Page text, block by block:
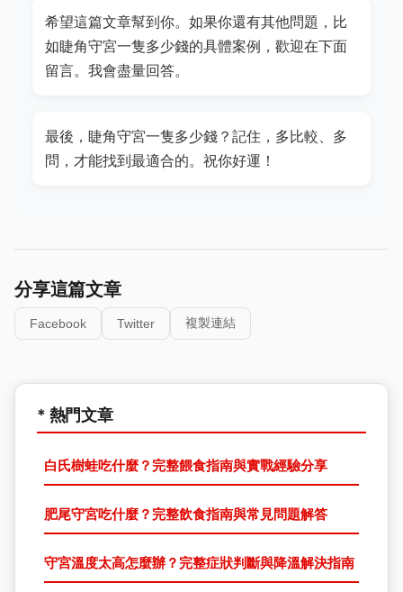
希望這篇文章幫到你。如果你還有其他問題，比
如睫角守宮一隻多少錢的具體案例，歡迎在下面
留言。我會盡量回答。
最後，睫角守宮一隻多少錢？記住，多比較、多
問，才能找到最適合的。祝你好運！
分享這篇文章
Facebook Twitter 複製連結
* 熱門文章
白氏樹蛙吃什麼？完整餵食指南與實戰經驗分享
肥尾守宮吃什麼？完整飲食指南與常見問題解答
守宮溫度太高怎麼辦？完整症狀判斷與降溫解決指南